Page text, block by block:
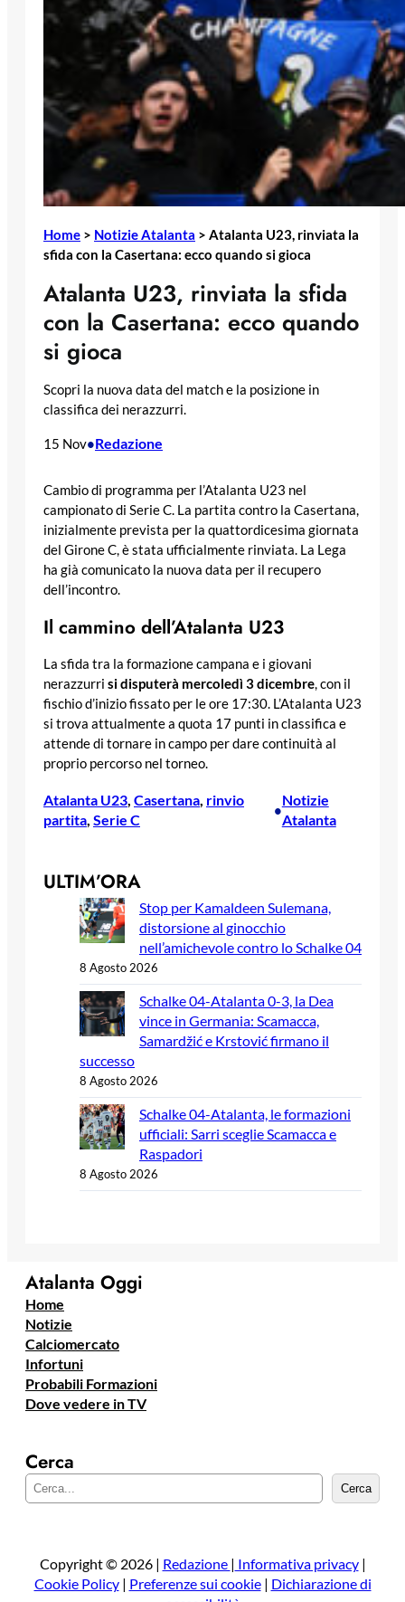
Home > Notizie Atalanta > Atalanta U23, rinviata la
sfida con la Casertana: ecco quando si gioca
Atalanta U23, rinviata la sfida
con la Casertana: ecco quando
si gioca
Scopri la nuova data del match e la posizione in
classifica dei nerazzurri.
15 Nov•Redazione
Cambio di programma per l’Atalanta U23 nel
campionato di Serie C. La partita contro la Casertana,
inizialmente prevista per la quattordicesima giornata
del Girone C, è stata ufficialmente rinviata. La Lega
ha già comunicato la nuova data per il recupero
dell’incontro.
Il cammino dell’Atalanta U23
La sfida tra la formazione campana e i giovani
nerazzurri si disputerà mercoledì 3 dicembre, con il
fischio d’inizio fissato per le ore 17:30. L’Atalanta U23
si trova attualmente a quota 17 punti in classifica e
attende di tornare in campo per dare continuità al
proprio percorso nel torneo.
Atalanta U23, Casertana, rinvio
partita, Serie C
•
Notizie
Atalanta
ULTIM’ORA
Stop per Kamaldeen Sulemana,
distorsione al ginocchio
nell’amichevole contro lo Schalke 04
8 Agosto 2026
Schalke 04-Atalanta 0-3, la Dea
vince in Germania: Scamacca,
Samardžić e Krstović firmano il
successo
8 Agosto 2026
Schalke 04-Atalanta, le formazioni
ufficiali: Sarri sceglie Scamacca e
Raspadori
8 Agosto 2026
Atalanta Oggi
Home
Notizie
Calciomercato
Infortuni
Probabili Formazioni
Dove vedere in TV
Cerca
e
a
Cerca
Copyright © 2026 | Redazione | Informativa privacy|
Cookie Policy| Preferenze sui cookie| Dichiarazione di